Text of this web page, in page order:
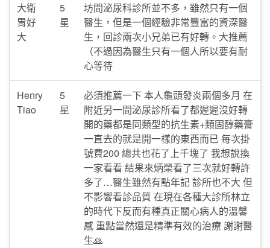
大衛
胃好
大
5
星
坊間泌尿科診所並不多，雖然只有一個
醫生，但是一個經驗非常豐富的資深醫
生，回診兩次小兄弟已有好轉。大推薦
（不過因為醫生只有一個人所以要有耐
心等待
Henry
Tiao
5
星
必須推薦一下 本人龜頭發炎兩個多月 在
附近另一間泌尿診所看了都遲遲沒好轉
開的藥都是同類型的抗生素+類固醇藥膏
一直去的就是開一樣的東西而已 每次掛
號費200 總共也花了上千塊了 我想說換
一家看看 結果來炳榮看了三次就好轉許
多了…醫生雖然有點年記 診所也不大 但
不影響看診品質 在現在各種大診所林立
的時代下反而有種真正關心病人的溫馨
感 重點當然還是精準有效的治療 謝謝醫
生🙏